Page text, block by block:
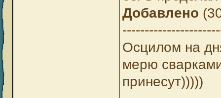
"осликом"
Добавлено
Осцилом на
мерю
принесут)))))